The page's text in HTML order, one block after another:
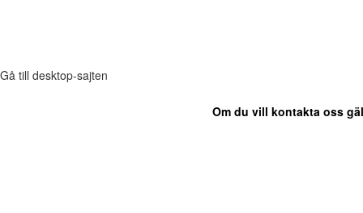
Gå till desktop-sajten
Om du vill kontakta oss